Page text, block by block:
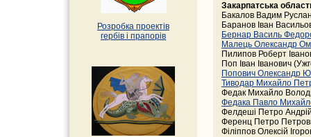
Розробка проектів
гербів i прапорів
Закарпатська
Бакалов Вадим
Баранов Іван
Бернар Василь
Малець Олександр
Пилипов Роберт
Поп Іван Іванович
Попович Олександр
Тиводар Михайло
Федак Михайло
Федака Павло
Фелдеші Петро
Ференц Петро
Філіппов Олексій